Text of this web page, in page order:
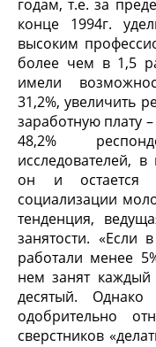
годам, т.е. за
конце 1994г.
высоким
более чем в 1,5
имели
31,2%, увеличить
заработную плату
48,2%
исследователей, в
он и остается
социализации
тенденция,
занятости. «Если
работали менее
нем занят каждый
десятый.
одобрительно
сверстников